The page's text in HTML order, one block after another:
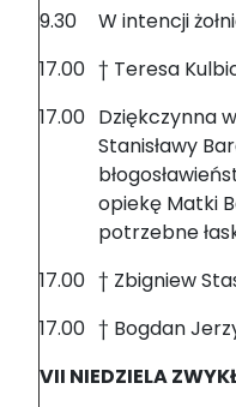
9.30
W intencji
17.00 † Teresa
17.00 Dziękczynna
Stanisławy
opiekę Matki
potrzebne
17.00 † Zbigniew
17.00 † Bogdan
VII NIEDZIELA